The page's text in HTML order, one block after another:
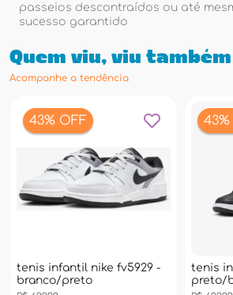
passeios descontraídos ou até
sucesso garantido
Quem viu, viu também
Acompanhe a tendência
43% OFF
tenis infantil nike fv5929 -
branco/preto
tenis
preto/